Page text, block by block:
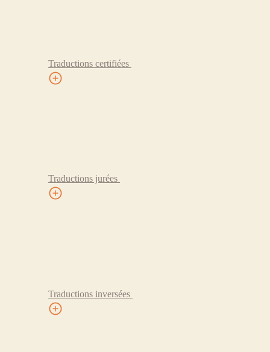
Traductions certifiées
Traductions jurées
Traductions inversées